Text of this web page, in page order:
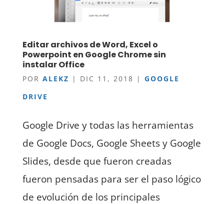
Editar archivos de Word, Excel o
Powerpoint en Google Chrome sin
instalar Office
POR ALEKZ | DIC 11, 2018 | GOOGLE
DRIVE
Google Drive y todas las herramientas
de Google Docs, Google Sheets y Google
Slides, desde que fueron creadas
fueron pensadas para ser el paso lógico
de evolución de los principales